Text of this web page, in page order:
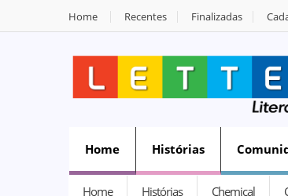
Home Recentes Finalizadas
Home Histórias
Home Histórias Chemical